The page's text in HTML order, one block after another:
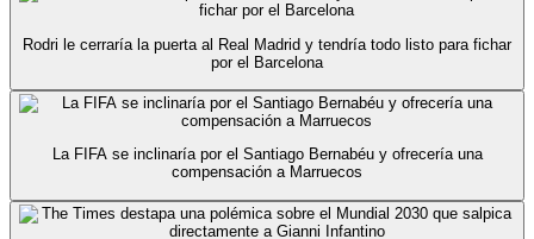
Rodri le cerraría la puerta al Real Madrid y tendría todo listo para fichar
por el Barcelona
La FIFA se inclinaría por el Santiago Bernabéu y ofrecería una
compensación a Marruecos